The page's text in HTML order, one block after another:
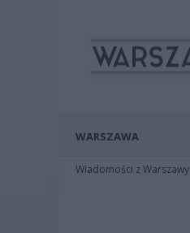
WARSZAWA
Wiadomości z Warszawy